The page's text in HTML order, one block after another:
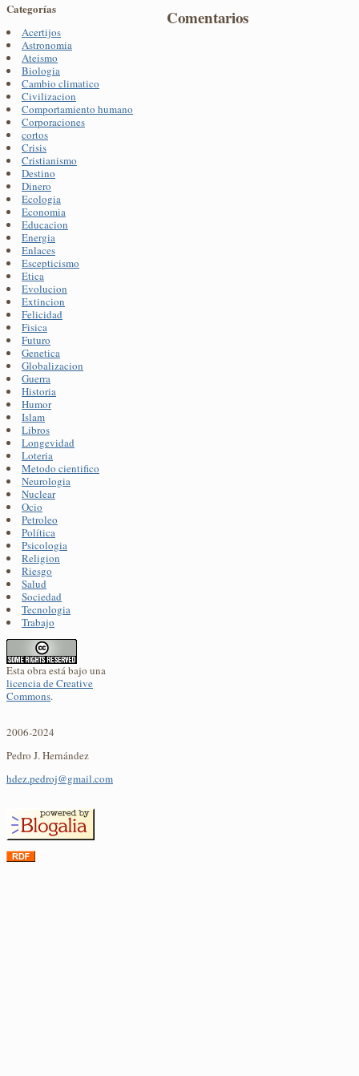
Categorías
Acertijos
Astronomia
Ateismo
Biologia
Cambio climatico
Civilizacion
Comportamiento humano
Corporaciones
cortos
Crisis
Cristianismo
Destino
Dinero
Ecologia
Economia
Educacion
Energia
Enlaces
Escepticismo
Etica
Evolucion
Extincion
Felicidad
Fisica
Futuro
Genetica
Globalizacion
Guerra
Historia
Humor
Islam
Libros
Longevidad
Loteria
Metodo cientifico
Neurologia
Nuclear
Ocio
Petroleo
Política
Psicologia
Religion
Riesgo
Salud
Sociedad
Tecnologia
Trabajo
Esta obra está bajo una
licencia de Creative
Commons.
2006-2024
Pedro J. Hernández
hdez.pedroj@gmail.com
Comentarios